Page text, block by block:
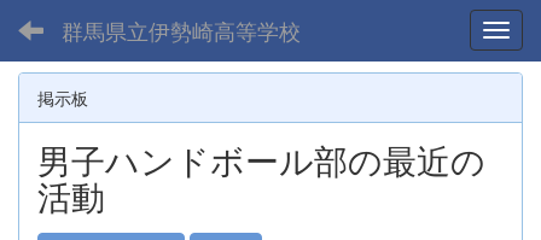
群馬県立伊勢崎高等学校
掲示板
男子ハンドボール部の最近の
活動